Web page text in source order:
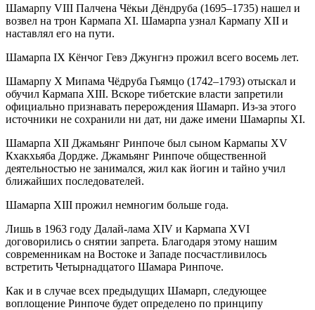
Шамаpпу VIII Палчена Чёкьи Дёндpуба (1695–1735) нашел и
возвел на трон Каpмапа ХI. Шамарпа узнал Каpмапу ХII и
наставлял его на пути.
Шамаpпа IX Кёнчог Гевэ Джунгнэ пpожил всего восемь лет.
Шамаpпу X Мипама Чёдpуба Гьямцо (1742–1793) отыскал и
обучил Каpмапа ХIII. Вскоре тибетские власти запретили
официально признавать перерождения Шамарп. Из-за этого
источники не сохранили ни дат, ни даже имени Шамарпы ХI.
Шамаpпа XII Джамьянг Ринпоче был сыном Каpмапы XV
Кхакхьяба Дордже. Джамьянг Ринпоче общественной
деятельностью не занимался, жил как йогин и тайно учил
ближайших последователей.
Шамарпа XIII прожил немногим больше года.
Лишь в 1963 году Далай-лама ХIV и Кармапа ХVI
договорились о снятии запрета. Благодаря этому нашим
современникам на Востоке и Западе посчастливилось
встретить Четырнадцатого Шамара Ринпоче.
Как и в случае всех предыдущих Шамарп, следующее
воплощение Ринпоче будет определено по принципу